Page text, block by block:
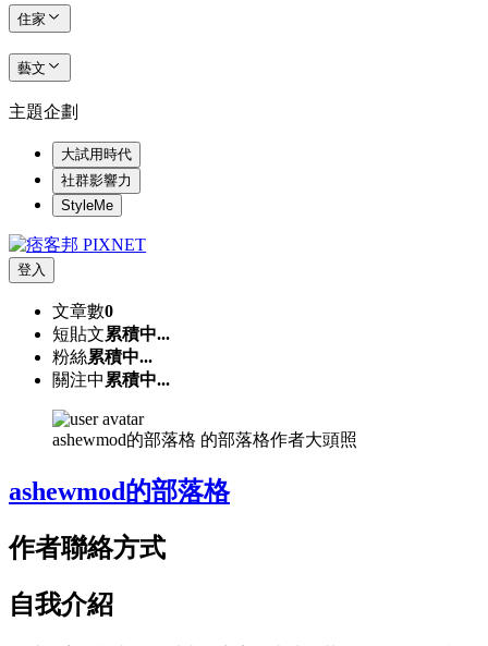
住家
藝文
主題企劃
大試用時代
社群影響力
StyleMe
登入
文章數0
短貼文累積中...
粉絲累積中...
關注中 累積中...
ashewmod的部落格 的部落格作者大頭照
ashewmod的部落格
作者聯絡方式
自我介紹